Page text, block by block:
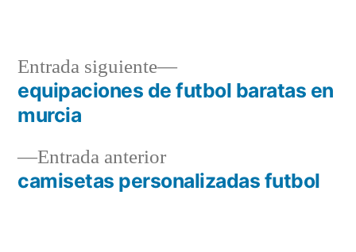
Navegación
entradas
Entrada anteriorEntrada
anterior:
camisetas personalizadas futbol
Entrada siguiente
Entrada
siguiente:
equipaciones de futbol baratas en
murcia